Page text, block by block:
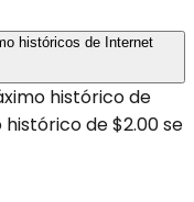
históricos de Internet
histórico de
histórico de $2.00 se